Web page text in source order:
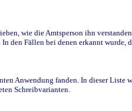
wie die Amtsperson ihn
Fällen bei denen erkannt
Anwendung fanden. In dieser Liste
Schreibvarianten.